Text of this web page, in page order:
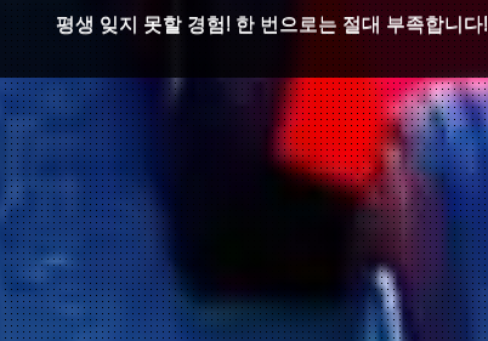
평생 잊지 못할 경험! 한 번으로는 절대 부족합니다!